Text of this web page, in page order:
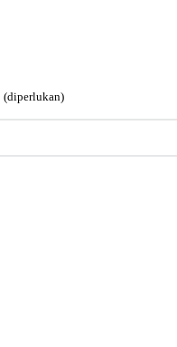
(diperlukan)